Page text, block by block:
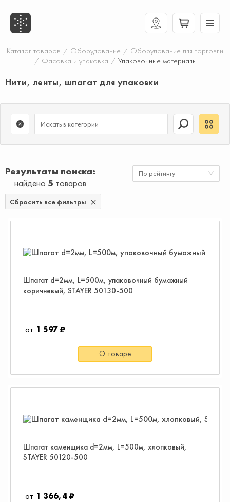
Каталог товаров / Оборудование / Оборудование для торговли
/ Фасовка и упаковка / Упаковочные материалы
Нити, ленты, шпагат для упаковки
Результаты поиска
найдено 5 товаров
По рейтингу
Сбросить все фильтры
Шпагат d=2мм, L=500м, упаковочный бумажный
коричневый, STAYER 50130-500
1 597 ₽
О товаре
Шпагат каменщика d=2мм, L=500м, хлопковый,
STAYER 50120-500
1 366,4 ₽